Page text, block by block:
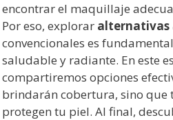
encontrar el maquillaje
Por eso, explorar alternativas
convencionales es
saludable y radiante. En este
compartiremos opciones
brindarán cobertura, sino que
protegen tu piel. Al final,